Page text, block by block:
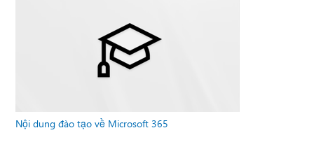
Nội dung đào tạo về Microsoft 365